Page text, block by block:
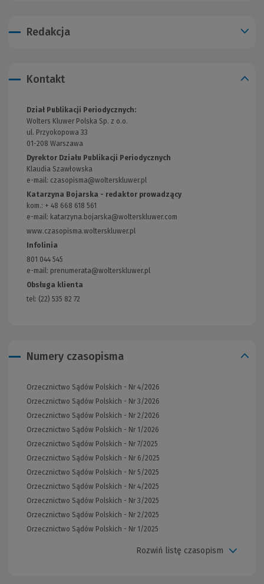
Redakcja
Kontakt
Dział Publikacji Periodycznych:
Wolters Kluwer Polska Sp. z o.o.
ul. Przyokopowa 33
01-208 Warszawa
Dyrektor Działu Publikacji Periodycznych
Klaudia Szawłowska
e-mail: czasopisma@wolterskluwer.pl
Katarzyna Bojarska - redaktor prowadzący
kom.: + 48 668 618 561
e-mail: katarzyna.bojarska@wolterskluwer.com
www.czasopisma.wolterskluwer.pl
Infolinia
801 044 545
e-mail: prenumerata@wolterskluwer.pl
Obsługa klienta
tel: (22) 535 82 72
Numery czasopisma
Orzecznictwo Sądów Polskich - Nr 4/2026
Orzecznictwo Sądów Polskich - Nr 3/2026
Orzecznictwo Sądów Polskich - Nr 2/2026
Orzecznictwo Sądów Polskich - Nr 1/2026
Orzecznictwo Sądów Polskich - Nr 7/2025
Orzecznictwo Sądów Polskich - Nr 6/2025
Orzecznictwo Sądów Polskich - Nr 5/2025
Orzecznictwo Sądów Polskich - Nr 4/2025
Orzecznictwo Sądów Polskich - Nr 3/2025
Orzecznictwo Sądów Polskich - Nr 2/2025
Orzecznictwo Sądów Polskich - Nr 1/2025
Rozwiń listę czasopism